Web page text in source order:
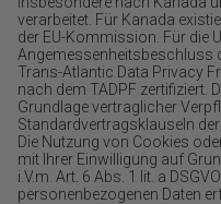
verarbeitet. Für Kanada
der EU-Kommission. Für die
Angemessenheitsbeschluss
Trans-Atlantic Data Privacy
nach dem TADPF zertifiziert.
Grundlage vertraglicher
Standardvertragsklauseln
Die Nutzung von Cookies
mit Ihrer Einwilligung auf
i.V.m. Art. 6 Abs. 1 lit. a
personenbezogenen Daten